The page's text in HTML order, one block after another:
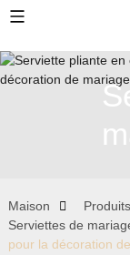
Maison Produits
Serviettes de
pour la décoration